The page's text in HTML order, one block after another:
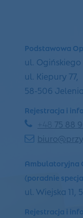
Podstawowa
ul. Ogińskiego
ul. Kiepury 77,
58-506
Rejestracja i
+48 75 88
Ambulatoryjna
(poradnie
ul. Wiejska
Rejestracja i